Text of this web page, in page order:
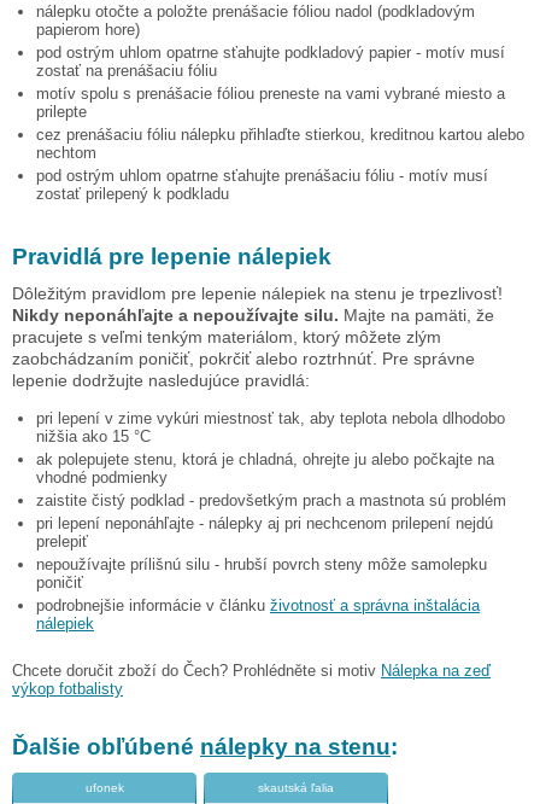
nálepku otočte a položte prenášacie fóliou nadol (podkladovým
papierom hore)
pod ostrým uhlom opatrne sťahujte podkladový papier - motív musí
zostať na prenášaciu fóliu
motív spolu s prenášacie fóliou preneste na vami vybrané miesto a
prilepte
cez prenášaciu fóliu nálepku přihlaďte stierkou, kreditnou kartou alebo
nechtom
pod ostrým uhlom opatrne sťahujte prenášaciu fóliu - motív musí
zostať prilepený k podkladu
Pravidlá pre lepenie nálepiek
Dôležitým pravidlom pre lepenie nálepiek na stenu je trpezlivosť!
Nikdy neponáhľajte a nepoužívajte silu. Majte na pamäti, že
pracujete s veľmi tenkým materiálom, ktorý môžete zlým
zaobchádzaním poničiť, pokrčiť alebo roztrhnúť. Pre správne
lepenie dodržujte nasledujúce pravidlá:
pri lepení v zime vykúri miestnosť tak, aby teplota nebola dlhodobo
nižšia ako 15 °C
ak polepujete stenu, ktorá je chladná, ohrejte ju alebo počkajte na
vhodné podmienky
zaistite čistý podklad - predovšetkým prach a mastnota sú problém
pri lepení neponáhľajte - nálepky aj pri nechcenom prilepení nejdú
prelepiť
nepoužívajte prílišnú silu - hrubší povrch steny môže samolepku
poničiť
podrobnejšie informácie v článku životnosť a správna inštalácia
nálepiek
Chcete doručit zboží do Čech? Prohlédněte si motiv Nálepka na zeď
výkop fotbalisty
Ďalšie obľúbené nálepky na stenu:
ufonek skautská ľalia